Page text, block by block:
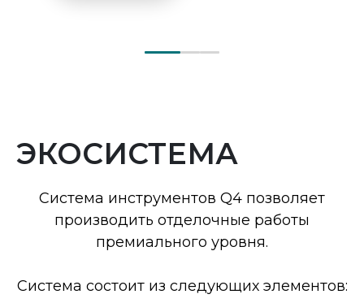
ЭКОСИСТЕМА
Система инструментов Q4 позволяет
производить отделочные работы
премиального уровня.
Система состоит из следующих элементов: